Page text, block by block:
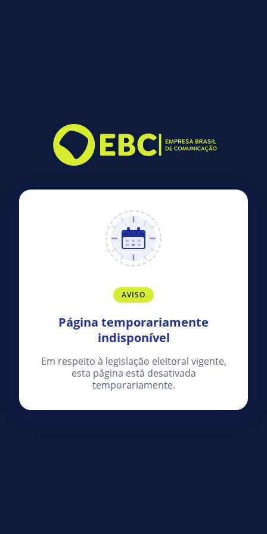
AVISO
Página temporariamente
indisponível
Em respeito à legislação eleitoral vigente,
esta página está desativada
temporariamente.